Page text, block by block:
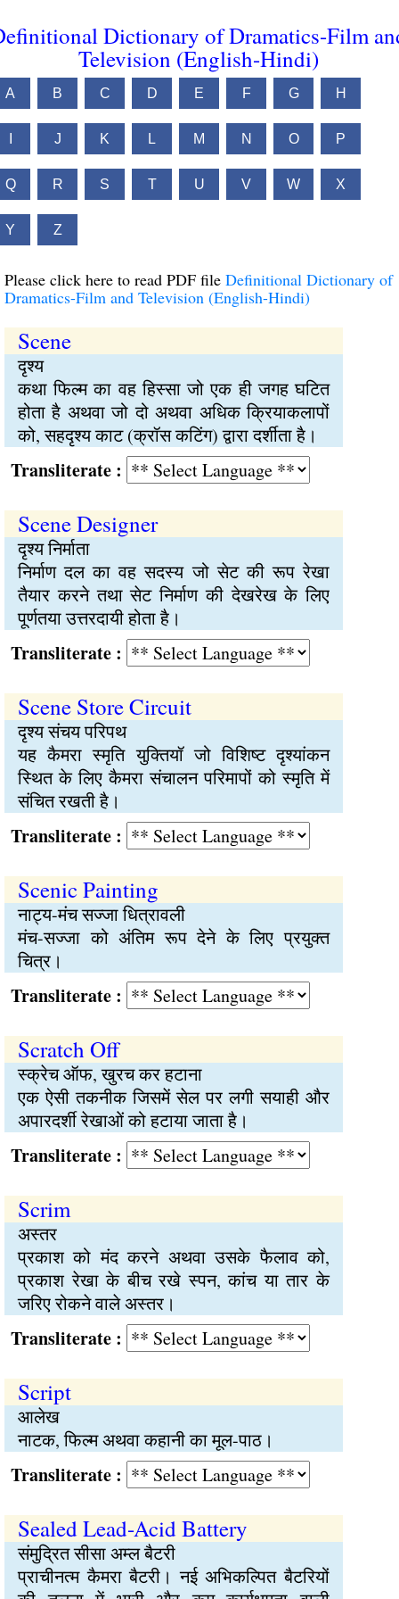
Dictionary of Dramatics-Film
Television (English-Hindi)
A B C D E F G H
J K L M N O P
Q R S T U V W X
Y Z
Please click here to read PDF file Definitional Dictionary of
Dramatics-Film and Television (English-Hindi)
Scene
दृश्य
कथा फिल्म का वह हिस्सा जो एक ही जगह घटित
होता है अथवा जो दो अथवा अधिक क्रियाकलापों
को, सहदृश्य काट (क्रॉस कटिंग) द्वारा दर्शीता है।
:
Scene Designer
दृश्य निर्माता
निर्माण दल का वह सदस्य जो सेट की रूप रेखा
तैयार करने तथा सेट निर्माण की देखरेख के लिए
पूर्णतया उत्तरदायी होता है।
:
Scene Store Circuit
दृश्य संचय परिपथ
यह कैमरा स्मृति युक्तियॉ जो विशिष्ट दृश्यांकन
स्थित के लिए कैमरा संचालन परिमापों को स्मृति में
संचित रखती है।
:
Scenic Painting
नाट्य-मंच सज्जा धित्रावली
मंच-सज्जा को अंतिम रूप देने के लिए प्रयुक्त
चित्र।
:
Scratch Off
स्क्रेच ऑफ, खुरच कर हटाना
एक ऐसी तकनीक जिसमें सेल पर लगी सयाही और
अपारदर्शी रेखाओं को हटाया जाता है।
:
Scrim
अस्तर
प्रकाश को मंद करने अथवा उसके फैलाव को,
प्रकाश रेखा के बीच रखे स्पन, कांच या तार के
जरिए रोकने वाले अस्तर।
:
Script
आलेख
नाटक, फिल्म अथवा कहानी का मूल-पाठ।
:
Sealed Lead-Acid Battery
संमुद्रित सीसा अम्ल बैटरी
प्राचीनत्म कैमरा बैटरी। नई अभिकल्पित बैटरियों